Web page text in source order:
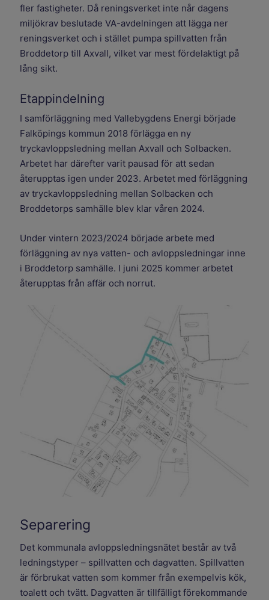
fler fastigheter. Då reningsverket inte når dagens
miljökrav beslutade VA-avdelningen att lägga ner
reningsverket och i stället pumpa spillvatten från
Broddetorp till Axvall, vilket var mest fördelaktigt på
lång sikt.
Etappindelning
I samförläggning med Vallebygdens Energi började
Falköpings kommun 2018 förlägga en ny
tryckavloppsledning mellan Axvall och Solbacken.
Arbetet har därefter varit pausad för att sedan
återupptas igen under 2023. Arbetet med förläggning
av tryckavloppsledning mellan Solbacken och
Broddetorps samhälle blev klar våren 2024.
Under vintern 2023/2024 började arbete med
förläggning av nya vatten- och avloppsledningar inne
i Broddetorp samhälle. I juni 2025 kommer arbetet
återupptas från affär och norrut.
Separering
Det kommunala avloppsledningsnätet består av två
ledningstyper – spillvatten och dagvatten. Spillvatten
är förbrukat vatten som kommer från exempelvis kök,
toalett och tvätt. Dagvatten är tillfälligt förekommande